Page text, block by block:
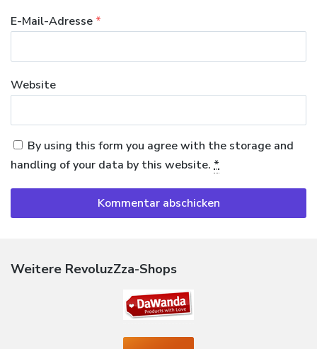
E-Mail-Adresse *
Website
By using this form you agree with the storage and
handling of your data by this website. *
Weitere RevoluzZza-Shops